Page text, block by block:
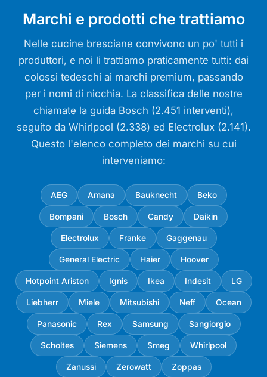
Marchi e prodotti che trattiamo
Nelle cucine bresciane convivono un po' tutti i
produttori, e noi li trattiamo praticamente tutti: dai
colossi tedeschi ai marchi premium, passando
per i nomi di nicchia. La classifica delle nostre
chiamate la guida Bosch (2.451 interventi),
seguito da Whirlpool (2.338) ed Electrolux (2.141).
Questo l'elenco completo dei marchi su cui
interveniamo:
AEG Amana Bauknecht Beko
Bompani Bosch Candy Daikin
Electrolux Franke Gaggenau
General Electric Haier Hoover
Hotpoint Ariston Ignis Ikea Indesit LG
Liebherr Miele Mitsubishi Neff Ocean
Panasonic Rex Samsung Sangiorgio
Scholtes Siemens Smeg Whirlpool
Zanussi Zerowatt Zoppas